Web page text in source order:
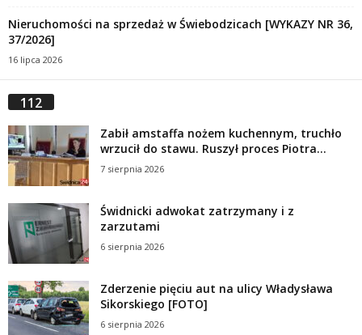
Nieruchomości na sprzedaż w Świebodzicach [WYKAZY NR 36,
37/2026]
16 lipca 2026
112
Zabił amstaffa nożem kuchennym, truchło
wrzucił do stawu. Ruszył proces Piotra...
7 sierpnia 2026
Świdnicki adwokat zatrzymany i z
zarzutami
6 sierpnia 2026
Zderzenie pięciu aut na ulicy Władysława
Sikorskiego [FOTO]
6 sierpnia 2026